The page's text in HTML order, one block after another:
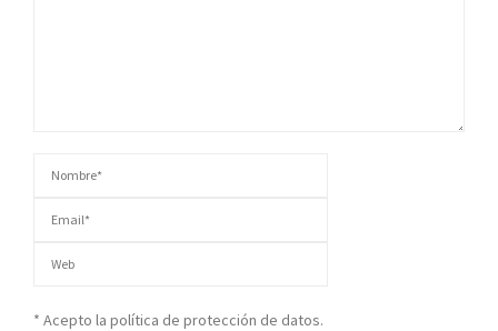
* Acepto la política de protección de datos.